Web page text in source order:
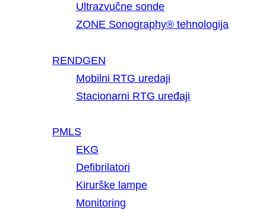
Ultrazvučne sonde
ZONE Sonography® tehnologija
RENDGEN
Mobilni RTG uredaji
Stacionarni RTG uređaji
PMLS
EKG
Defibrilatori
Kirurške lampe
Monitoring